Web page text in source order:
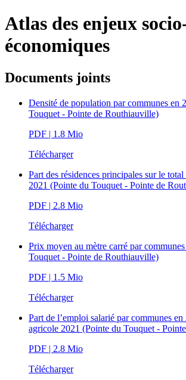
Atlas des enjeux
économiques
Documents joints
Densité de population par communes en
Touquet - Pointe de Routhiauville)
PDF | 1.8 Mio
Télécharger
Part des résidences principales sur le total
2021 (Pointe du Touquet - Pointe de
PDF | 2.8 Mio
Télécharger
Prix moyen au mètre carré par
Touquet - Pointe de Routhiauville)
PDF | 1.5 Mio
Télécharger
Part de l’emploi salarié par communes
agricole 2021 (Pointe du Touquet -
PDF | 2.8 Mio
Télécharger